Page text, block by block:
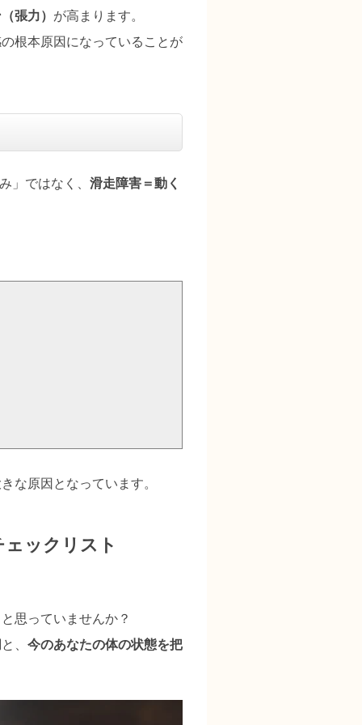
張力） が高まります。
根本原因になっていることが
」ではなく、滑走障害＝動く
な原因となっています。
ックリスト
思っていませんか？
、今のあなたの体の状態を把